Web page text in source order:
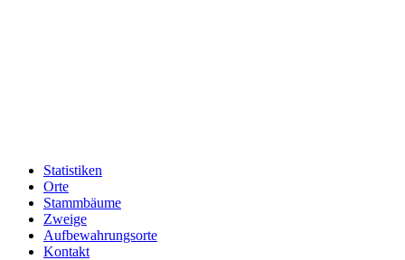
Statistiken
Orte
Stammbäume
Zweige
Aufbewahrungsorte
Kontakt